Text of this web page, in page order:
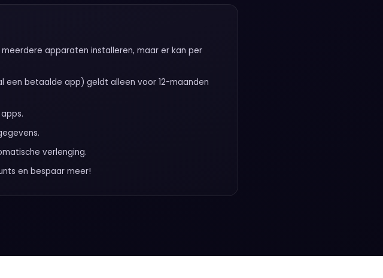
apparaten installeren, maar er kan per
een betaalde app) geldt alleen voor 12-maanden
verlenging.
en bespaar meer!